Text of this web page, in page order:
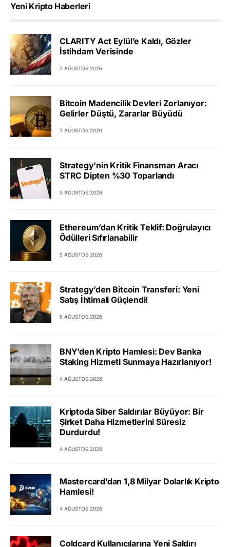
Yeni Kripto Haberleri
CLARITY Act Eylül’e Kaldı, Gözler
İstihdam Verisinde
7 AĞUSTOS 2026
Bitcoin Madencilik Devleri Zorlanıyor:
Gelirler Düştü, Zararlar Büyüdü
7 AĞUSTOS 2026
Strategy’nin Kritik Finansman Aracı
STRC Dipten %30 Toparlandı
5 AĞUSTOS 2026
Ethereum’dan Kritik Teklif: Doğrulayıcı
Ödülleri Sıfırlanabilir
5 AĞUSTOS 2026
Strategy’den Bitcoin Transferi: Yeni
Satış İhtimali Güçlendi!
5 AĞUSTOS 2026
BNY’den Kripto Hamlesi: Dev Banka
Staking Hizmeti Sunmaya Hazırlanıyor!
4 AĞUSTOS 2026
Kriptoda Siber Saldırılar Büyüyor: Bir
Şirket Daha Hizmetlerini Süresiz
Durdurdu!
4 AĞUSTOS 2026
Mastercard’dan 1,8 Milyar Dolarlık Kripto
Hamlesi!
4 AĞUSTOS 2026
Coldcard Kullanıcılarına Yeni Saldırı